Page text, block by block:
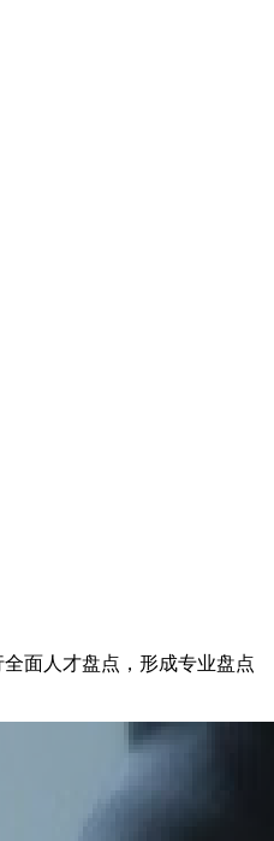
面人才盘点，形成专业盘点